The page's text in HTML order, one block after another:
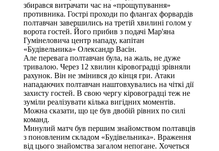
збирався витрачати час на «прощупування»
противника. Гострі проходи по флангах форвардів
полтавчан завершились на третій хвилині голом у
ворота гостей. Його прибив з подачі Мар'яна
Гумінеловича центр нападу, капітан
«Будівельника» Олександр Васін.
Але перевага полтавчан була, на жаль, не дуже
тривалою. Через 12 хвилин кіровоградці зрівняли
рахунок. Він не змінився до кінця гри. Атаки
нападаючих полтавчан наштовхувались на чіткі дії
захисту гостей. В свою чергу кіровоградці теж не
зуміли реалізувати кілька вигідних моментів.
Можна сказати, що це був двобій рівних по силі
команд.
Минулий матч був першим знайомством полтавців
з поновленим складом «Будівельника». Враження
від цього знайомства загалом непогане. Хочеться